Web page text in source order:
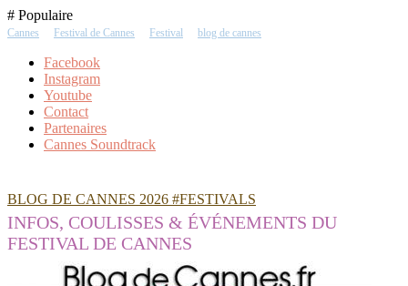
Skip
To
# Populaire
Cannes Festival de Cannes Festival blog de cannes
Facebook
Instagram
Youtube
Contact
Partenaires
Cannes Soundtrack
BLOG DE CANNES 2026 #FESTIVALS
INFOS, COULISSES & ÉVÉNEMENTS DU
FESTIVAL DE CANNES